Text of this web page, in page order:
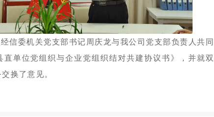
信委机关党支部书记周庆龙与我公司党支部负责人共同
直单位党组织与企业党组织结对共建协议书》，并就双
换了意见。